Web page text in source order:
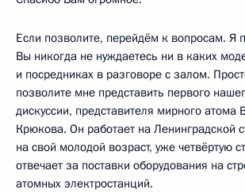
Если позволите, перейдём к вопросам. Я
Вы никогда не нуждаетесь ни в каких
и посредниках в разговоре с залом.
позволите мне представить первого
дискуссии, представителя мирного атома
Крюкова. Он работает на Ленинградской
на свой молодой возраст, уже четвёртую
отвечает за поставки оборудования на
атомных электростанций.